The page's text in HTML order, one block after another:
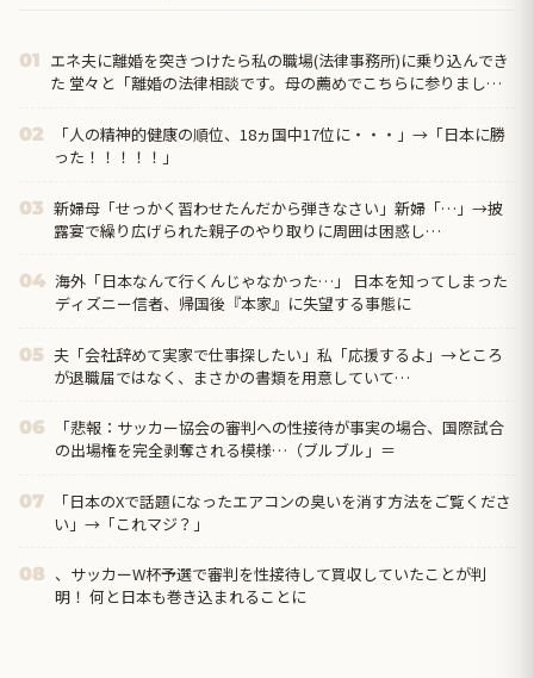
01 エネ夫に離婚を突きつけたら私の職場(法律事務所)に乗り込んでき
た 堂々と「離婚の法律相談です。母の薦めでこちらに参りまし
02
「人の精神的健康の順位、18ヵ国中17位に・・・」→「日本に勝
った！！！！！」
03 新婦母「せっかく習わせたんだから弾きなさい」新婦「…」→披
露宴で繰り広げられた親子のやり取りに周囲は困惑し…
04 海外「日本なんて行くんじゃなかった…」 日本を知ってしまった
ディズニー信者、帰国後『本家』に失望する事態に
05 夫「会社辞めて実家で仕事探したい」私「応援するよ」→ところ
が退職届ではなく、まさかの書類を用意していて…
06
「悲報：サッカー協会の審判への性接待が事実の場合、国際試合
の出場権を完全剥奪される模様…（ブルブル」＝
07
「日本のXで話題になったエアコンの臭いを消す方法をご覧くださ
い」→「これマジ？」
08 、サッカーW杯予選で審判を性接待して買収していたことが判
明！ 何と日本も巻き込まれることに